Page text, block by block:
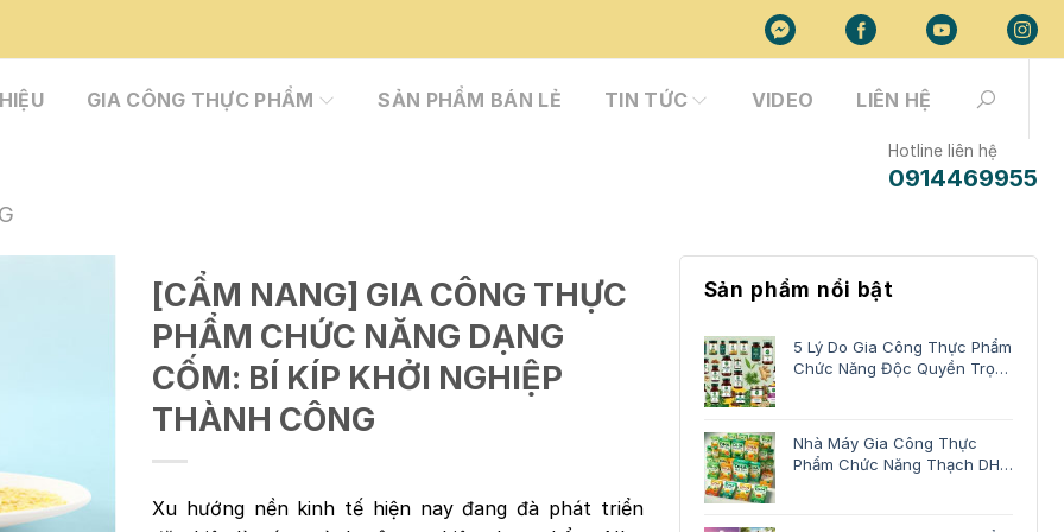
GIA CÔNG THỰC PHẨM SẢN PHẨM BÁN LẺ TIN TỨC VIDEO LIÊN HỆ
Hotline liên hệ
0914469955
[CẨM NANG] GIA CÔNG THỰC
PHẨM CHỨC NĂNG DẠNG
CỐM: BÍ KÍP KHỞI NGHIỆP
THÀNH CÔNG
Xu hướng nền kinh tế hiện nay đang đà phát triển
Sản phẩm nổi bật
5 Lý Do Gia Công Thực Phẩm
Chức Năng Độc Quyền Trọn
Nhà Máy Gia Công Thực
Phẩm Chức Năng Thạch DHA